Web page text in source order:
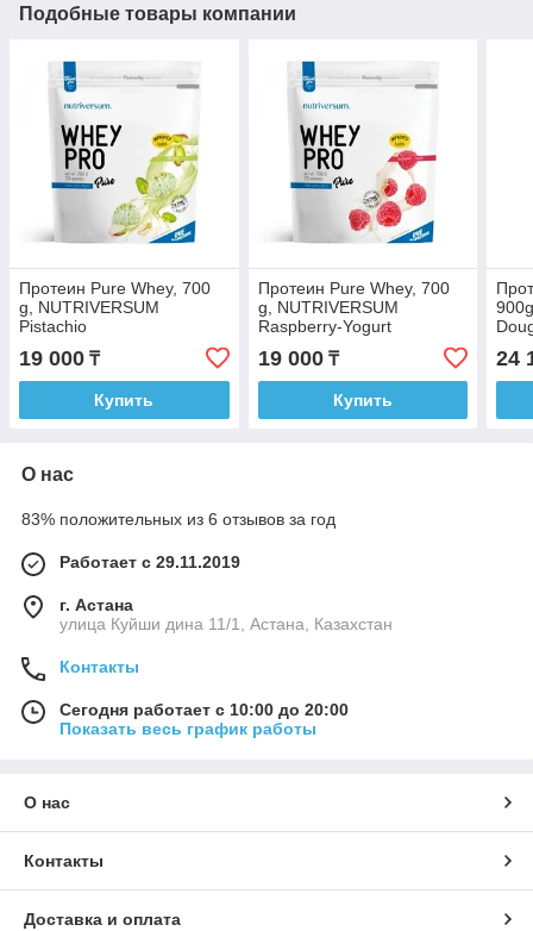
Подобные товары компании
Протеин Pure Whey, 700
g, NUTRIVERSUM
Pistachio
19 000 ₸
Купить
Протеин Pure Whey, 700
g, NUTRIVERSUM
Raspberry-Yogurt
19 000₸
Купить
24
О нас
83% положительных из 6 отзывов за год
Работает с 29.11.2019
г. Астана
улица Куйши дина 11/1, Астана, Казахстан
Контакты
Сегодня работает с 10:00 до 20:00
Показать весь график работы
О нас
Контакты
Доставка и оплата